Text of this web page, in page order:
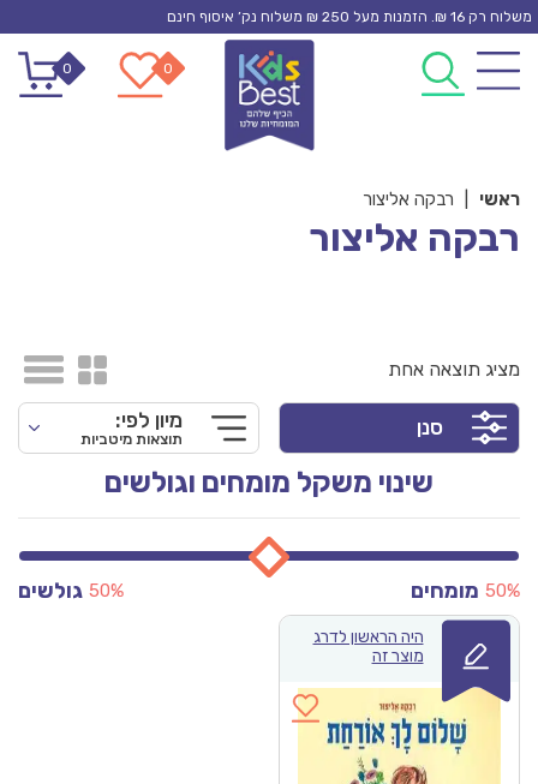
Skip
content
משלוח רק 16 ₪. הזמנות מעל 250 ₪ משלוח נק’ איסוף חינם
0
0
ראשי רבקה אליצור
רבקה אליצור
מציג תוצאה אחת
סנן מיון לפי:
תוצאות מיטביות
שינוי משקל מומחים וגולשים
מומחים 50% גולשים 50%
היה הראשון לדרג
מוצר זה